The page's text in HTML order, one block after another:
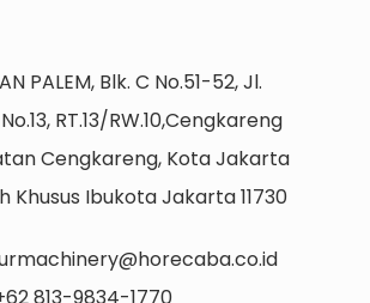
PALEM, Blk. C No.51-52, Jl.
RT.13/RW.10,Cengkareng
Cengkareng, Kota Jakarta
Khusus Ibukota Jakarta 11730
813-9834-1770